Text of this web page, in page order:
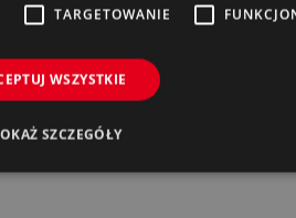
TARGETOWANIE
WSZYSTKIE
SZCZEGÓŁY